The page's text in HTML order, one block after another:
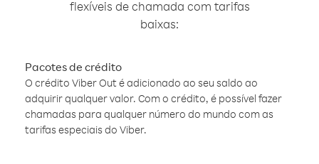
flexíveis de chamada com tarifas
baixas:
Pacotes de crédito
O crédito Viber Out é adicionado ao seu saldo ao
adquirir qualquer valor. Com o crédito, é possível fazer
chamadas para qualquer número do mundo com as
tarifas especiais do Viber.